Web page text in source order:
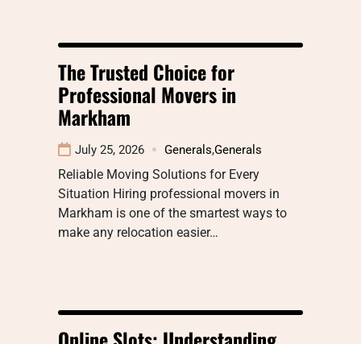
The Trusted Choice for
Professional Movers in
Markham
July 25, 2026 Generals,Generals
Reliable Moving Solutions for Every
Situation Hiring professional movers in
Markham is one of the smartest ways to
make any relocation easier…